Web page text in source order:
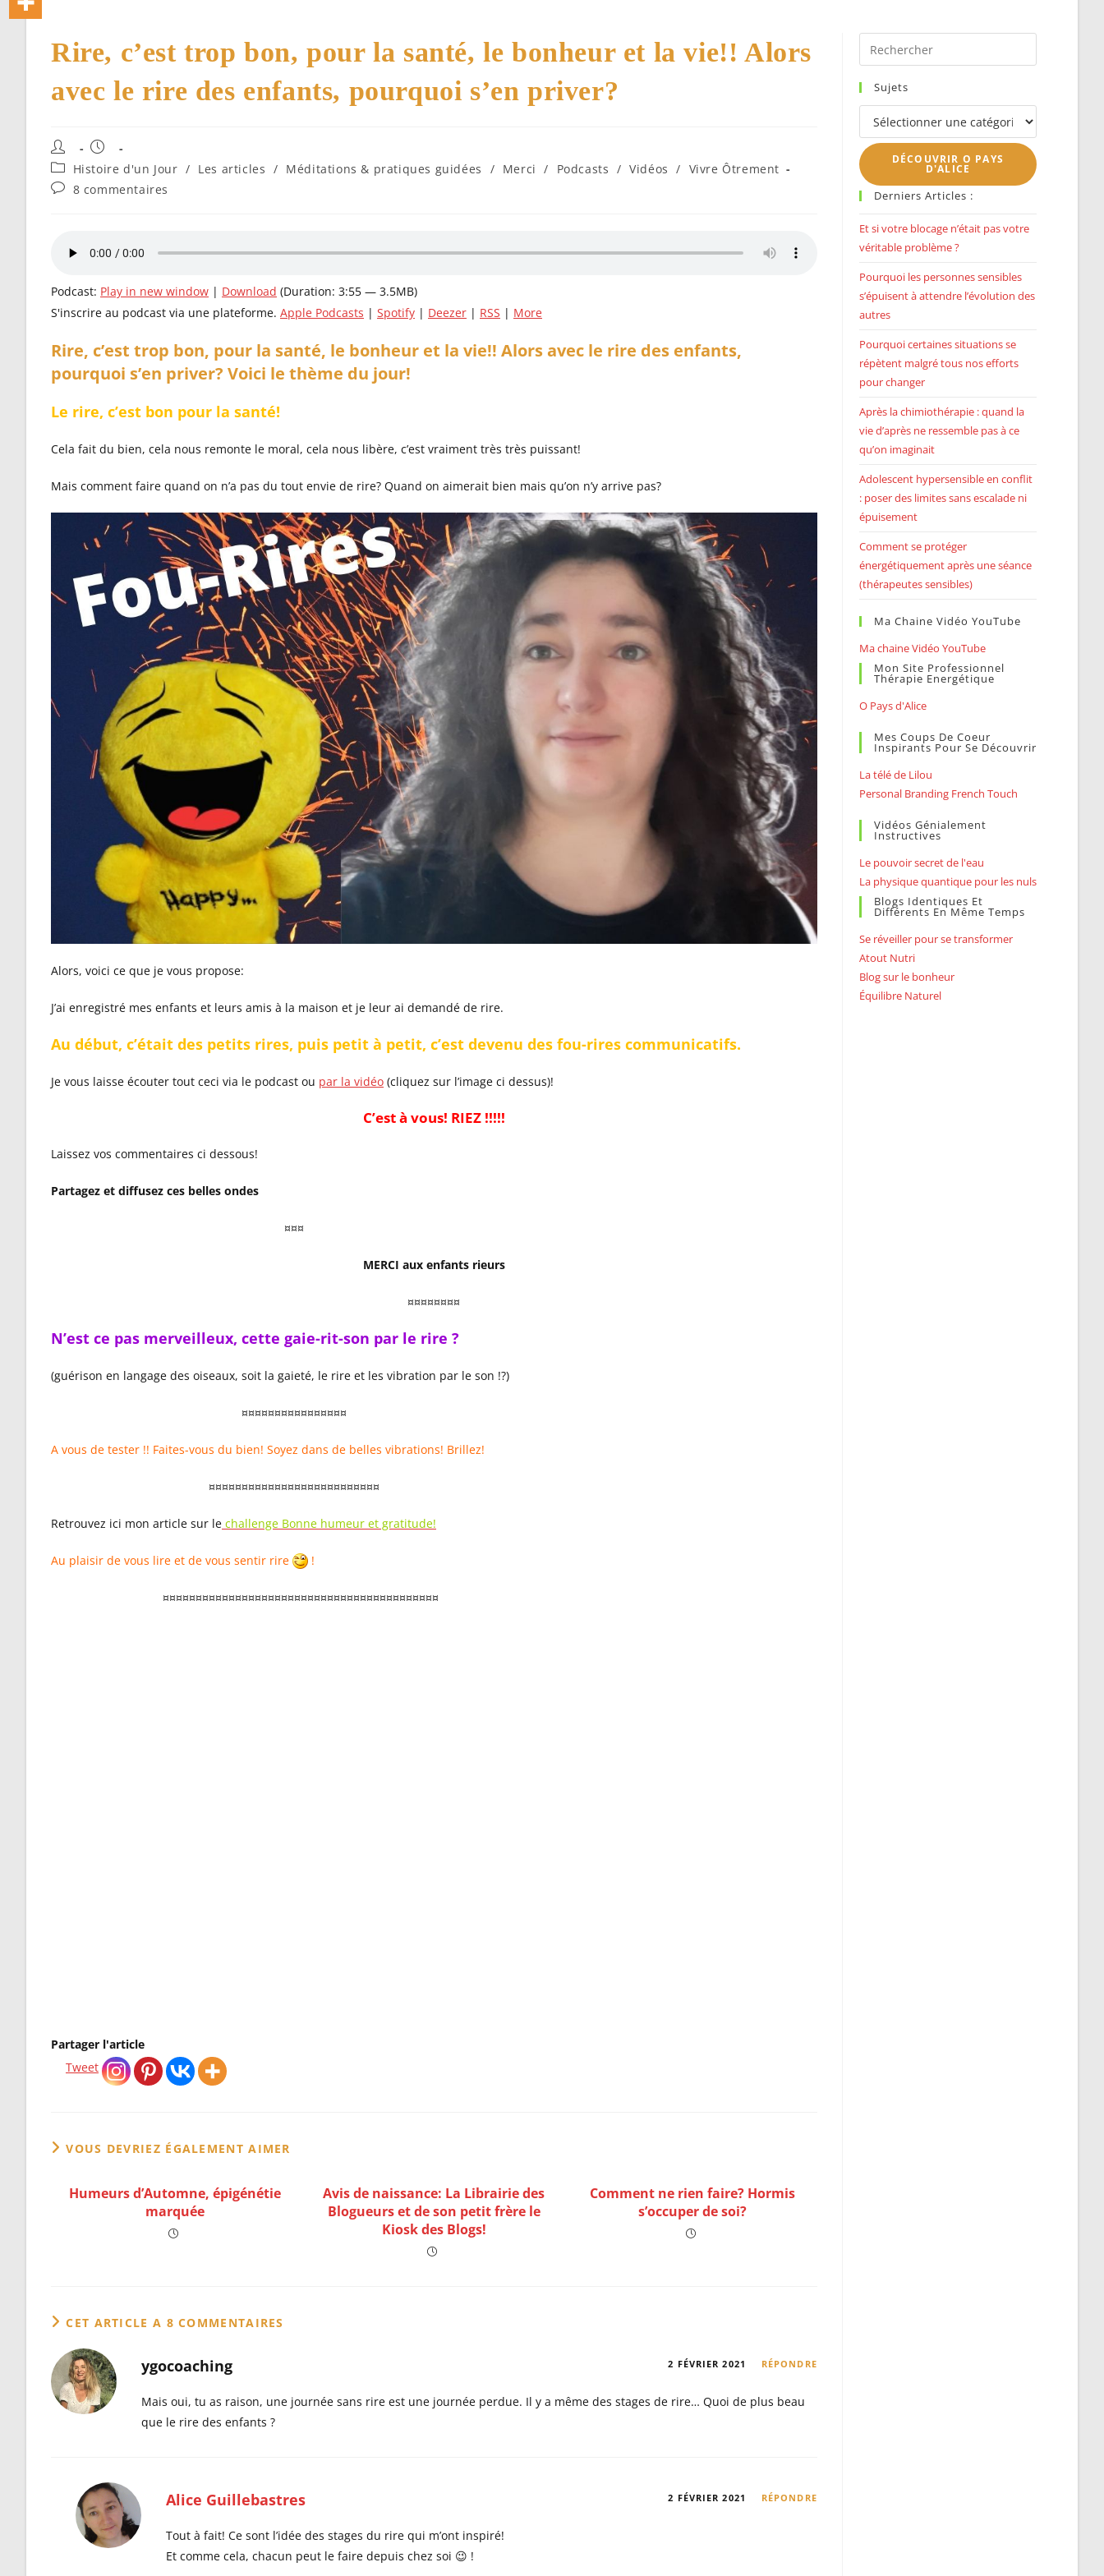
Rire, c’est trop bon, pour la santé, le bonheur et la vie!! Alors
avec le rire des enfants, pourquoi s’en priver?
Auteur/autrice
de
la
publication :
Publication
publiée :
Post
category:
Histoire d'un Jour / Les articles / Méditations & pratiques guidées / Merci / Podcasts / Vidéos / Vivre Ôtrement
Commentaires
8 commentaires
Podcast: Play in new window | Download (Duration: 3:55 — 3.5MB)
S'inscrire au podcast via une plateforme. Apple Podcasts | Spotify | Deezer | RSS | More
Rire, c’est trop bon, pour la santé, le bonheur et la vie!! Alors avec le rire des enfants,
pourquoi s’en priver? Voici le thème du jour!
Le rire, c’est bon pour la santé!
Cela fait du bien, cela nous remonte le moral, cela nous libère, c’est vraiment très très puissant!
Mais comment faire quand on n’a pas du tout envie de rire? Quand on aimerait bien mais qu’on n’y arrive pas?
Alors, voici ce que je vous propose:
J’ai enregistré mes enfants et leurs amis à la maison et je leur ai demandé de rire.
Au début, c’était des petits rires, puis petit à petit, c’est devenu des fou-rires communicatifs.
Je vous laisse écouter tout ceci via le podcast ou par la vidéo (cliquez sur l’image ci dessus)!
C’est à vous! RIEZ !!!!!
Laissez vos commentaires ci dessous!
Partagez et diffusez ces belles ondes
¤¤¤
MERCI aux enfants rieurs
¤¤¤¤¤¤¤¤
N’est ce pas merveilleux, cette gaie-rit-son par le rire ?
(guérison en langage des oiseaux, soit la gaieté, le rire et les vibration par le son !?)
¤¤¤¤¤¤¤¤¤¤¤¤¤¤¤¤
A vous de tester !! Faites-vous du bien! Soyez dans de belles vibrations! Brillez!
¤¤¤¤¤¤¤¤¤¤¤¤¤¤¤¤¤¤¤¤¤¤¤¤¤¤
Retrouvez ici mon article sur le challenge Bonne humeur et gratitude!
Au plaisir de vous lire et de vous sentir rire !
¤¤¤¤¤¤¤¤¤¤¤¤¤¤¤¤¤¤¤¤¤¤¤¤¤¤¤¤¤¤¤¤¤¤¤¤¤¤¤¤¤¤
Partager l'article
Tweet
VOUS DEVRIEZ ÉGALEMENT AIMER
Humeurs d’Automne, épigénétie
marquée
Avis de naissance: La Librairie des
Blogueurs et de son petit frère le
Kiosk des Blogs!
Comment ne rien faire? Hormis
s’occuper de soi?
CET ARTICLE A 8 COMMENTAIRES
ygocoaching 2 FÉVRIER 2021 RÉPONDRE
Mais oui, tu as raison, une journée sans rire est une journée perdue. Il y a même des stages de rire… Quoi de plus beau
que le rire des enfants ?
Alice Guillebastres 2 FÉVRIER 2021 RÉPONDRE
Tout à fait! Ce sont l’idée des stages du rire qui m’ont inspiré!
Et comme cela, chacun peut le faire depuis chez soi 😉 !
Escape
close
panel.
Sujets
Sujets
DÉCOUVRIR O PAYS
D'ALICE
Derniers Articles :
Et si votre blocage n’était pas votre
véritable problème ?
Pourquoi les personnes sensibles
s’épuisent à attendre l’évolution des
autres
Pourquoi certaines situations se
répètent malgré tous nos efforts
pour changer
Après la chimiothérapie : quand la
vie d’après ne ressemble pas à ce
qu’on imaginait
Adolescent hypersensible en conflit
: poser des limites sans escalade ni
épuisement
Comment se protéger
énergétiquement après une séance
(thérapeutes sensibles)
Ma Chaine Vidéo YouTube
Ma chaine Vidéo YouTube
Mon Site Professionnel
Thérapie Energétique
O Pays d'Alice
Mes Coups De Coeur
Inspirants Pour Se Découvrir
La télé de Lilou
Personal Branding French Touch
Vidéos Génialement
Instructives
Le pouvoir secret de l'eau
La physique quantique pour les nuls
Blogs Identiques Et
Différents En Même Temps
Se réveiller pour se transformer
Atout Nutri
Blog sur le bonheur
Équilibre Naturel